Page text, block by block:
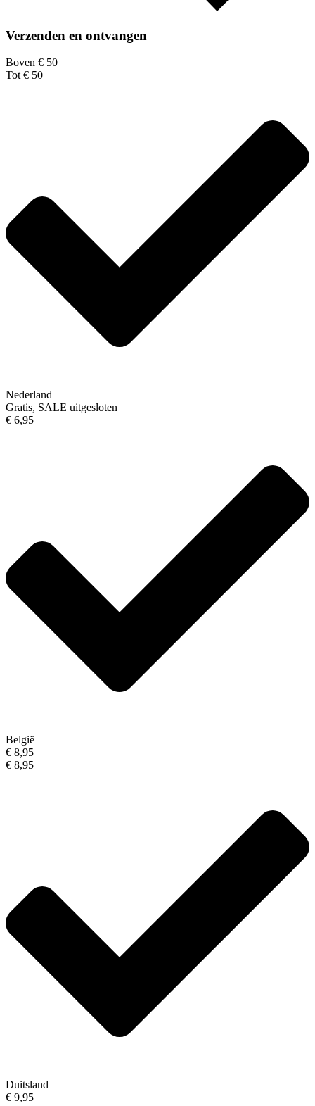
Verzenden en ontvangen
Boven € 50
Tot € 50
Nederland
Gratis, SALE uitgesloten
€ 6,95
België
€ 8,95
€ 8,95
Duitsland
€ 9,95